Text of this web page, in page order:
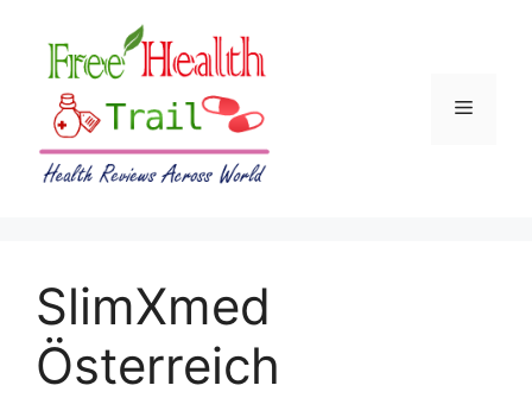
content
Menu
SlimXmed
Österreich